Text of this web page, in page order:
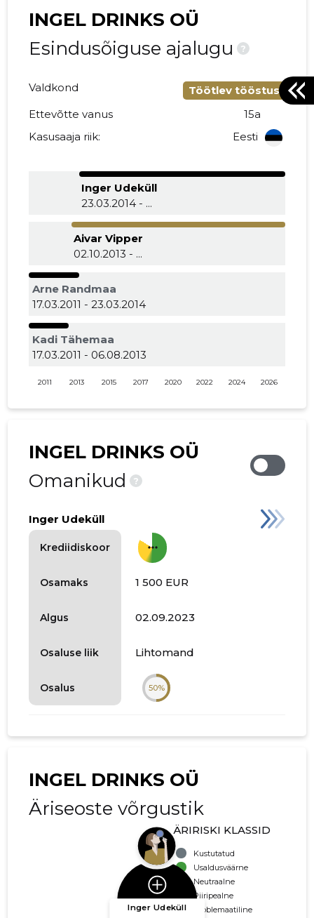
INGEL DRINKS OÜ
Esindusõiguse ajalugu
?
Valdkond
Töötlev tööstus
Ettevõtte vanus
15a
Kasusaaja riik:
Eesti
Inger Udeküll
23.03.2014 - ...
Aivar Vipper
02.10.2013 - ...
Arne Randmaa
17.03.2011 - 23.03.2014
Kadi Tähemaa
17.03.2011 - 06.08.2013
2011 2013 2015 2017 2020 2022 2024 2026
INGEL DRINKS OÜ
Omanikud
?
Krediidiskoor
Osamaks
Algus
Osaluse liik
Osalus
Inger Udeküll
more_horiz
1 500 EUR
02.09.2023
Lihtomand
50%
INGEL DRINKS OÜ
Äriseoste võrgustik
ÄRIRISKI KLASSID
Kustutatud
Usaldusväärne
Neutraalne
Piiripealne
Problemaatiline